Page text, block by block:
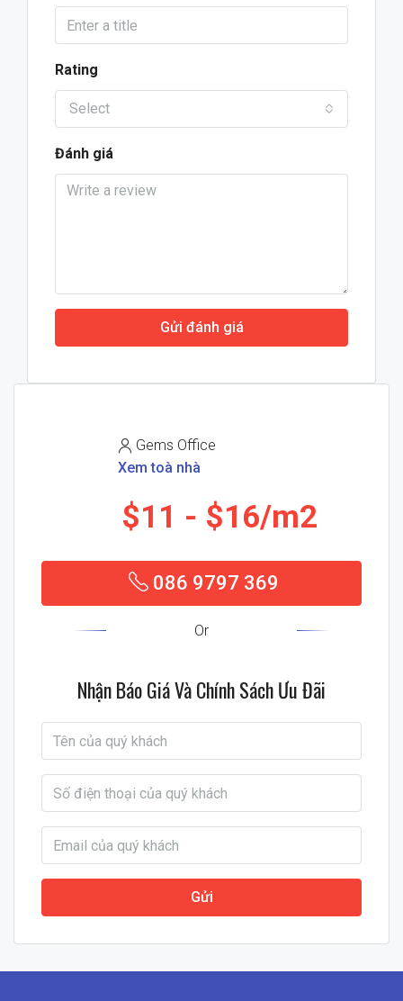
Rating
Select
Đánh giá
Gửi đánh giá
Gems Office
Xem toà nhà
$11 $16/m2
086 9797 369
Or
Nhận Báo Giá Và Chính Sách Ưu Đãi
Gửi